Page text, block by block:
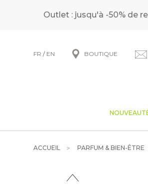
Outlet : jusqu'à -50% de
FR / EN BOUTIQUE
ACCUEIL PARFUM & BIEN-ÊTRE